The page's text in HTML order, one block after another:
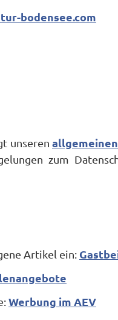
bodensee.com
unseren
zum
Artikel ein:
Werbung im AEV